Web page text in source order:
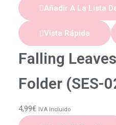
Añadir A La Lista
Vista Rápida
Falling
Folder (SES-
4,99€ IVA Incluido